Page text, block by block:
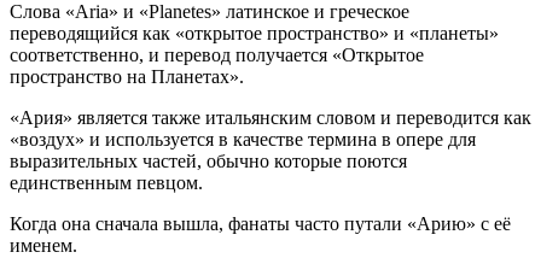
Слова «Aria» и «Planetes» латинское и греческое
переводящийся как «открытое пространство» и «планеты»
соответственно, и перевод получается «Открытое
пространство на Планетах».
«Ария» является также итальянским словом и переводится как
«воздух» и используется в качестве термина в опере для
выразительных частей, обычно которые поются
единственным певцом.
Когда она сначала вышла, фанаты часто путали «Арию» с её
именем.